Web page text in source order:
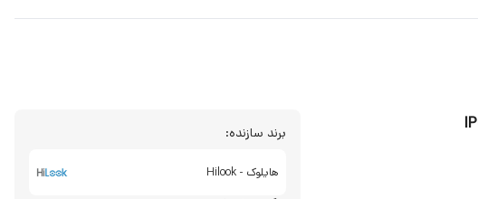
برند سازنده:
هایلوک - Hilook